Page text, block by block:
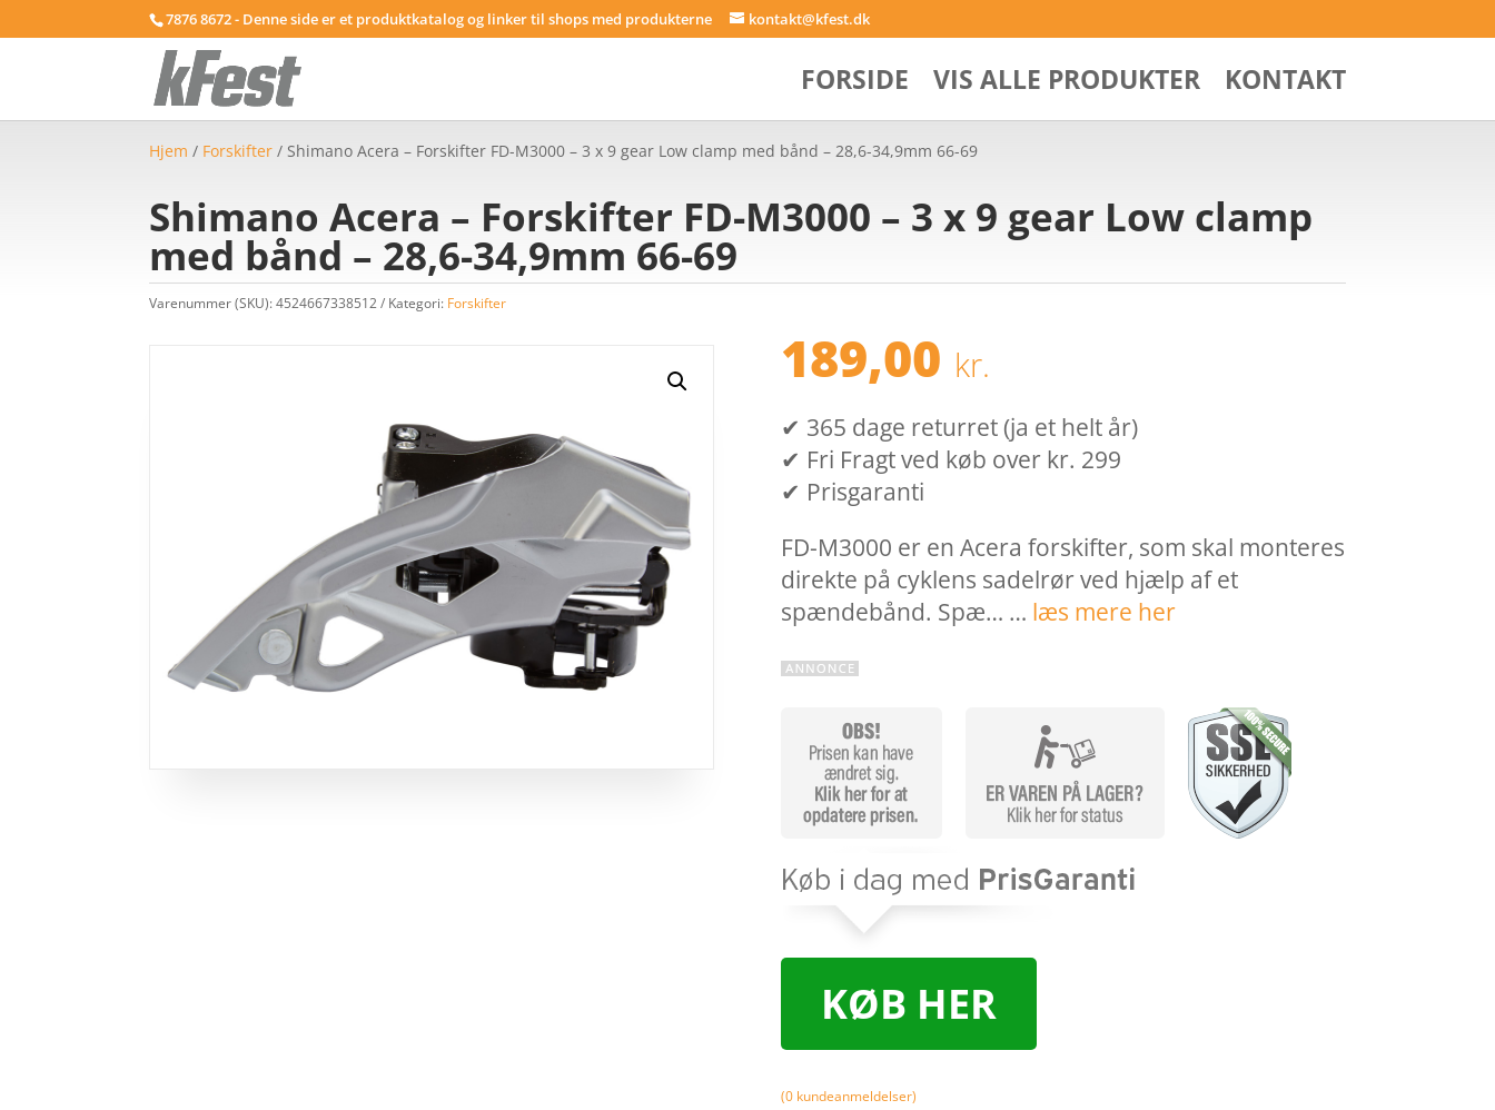
7876 8672 - Denne side er et produktkatalog og linker til shops med produkterne kontakt@kfest.dk
FORSIDE VIS ALLE PRODUKTER KONTAKT
Hjem / Forskifter / Shimano Acera – Forskifter FD-M3000 – 3 x 9 gear Low clamp med bånd – 28,6-34,9mm 66-69
Shimano Acera – Forskifter FD-M3000 – 3 x 9 gear Low clamp
med bånd – 28,6-34,9mm 66-69
Varenummer (SKU):4524667338512 Kategori: Forskifter
189,00 kr.
✔ 365 dage returret (ja et helt år)
✔ Fri Fragt ved køb over kr. 299
✔ Prisgaranti
FD-M3000 er en Acera forskifter, som skal monteres
direkte på cyklens sadelrør ved hjælp af et
spændebånd. Spæ… … læs mere her
KØB HER
(0kundeanmeldelser)